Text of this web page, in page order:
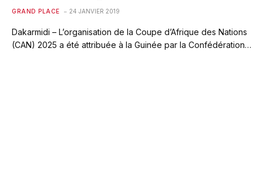
GRAND PLACE 24 JANVIER 2019
Dakarmidi – L’organisation de la Coupe d’Afrique des Nations
(CAN) 2025 a été attribuée à la Guinée par la Confédération…